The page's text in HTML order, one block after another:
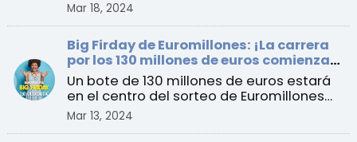
España al ganar e ...
Mar 18, 2024
Big Firday de Euromillones: ¡La carrera
por los 130 millones de euros comienza
este viernes!
Un bote de 130 millones de euros estará
en el centro del sorteo de Euromillones
Mar 13, 2024